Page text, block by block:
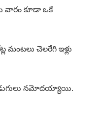
వారం కూడా ఒకే
మంటలు చెలరేగి ఇళ్లు
పిడుగులు నమోదయ్యాయి.